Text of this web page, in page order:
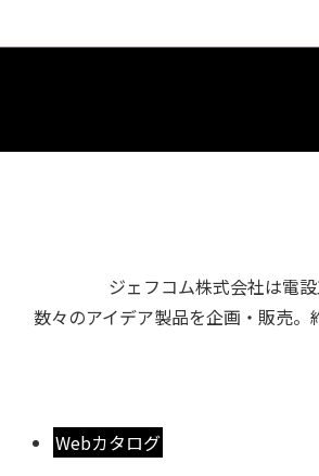
ジェフコム株式会社は電
数々のアイデア製品を企画・販売。
Webカタログ